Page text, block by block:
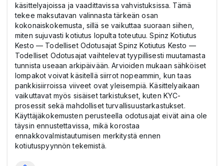
käsittelyajoissa ja vaadittavissa vahvistuksissa. Tämä
tekee maksutavan valinnasta tärkeän osan
kokonaiskokemusta, sillä se vaikuttaa suoraan siihen,
miten sujuvasti kotiutus lopulta toteutuu. Spinz Kotiutus
Kesto — Todelliset Odotusajat Spinz Kotiutus Kesto —
Todelliset Odotusajat vaihtelevat tyypillisesti muutamasta
tunnista useaan arkipäivään. Arvioiden mukaan sähköiset
lompakot voivat käsitellä siirrot nopeammin, kun taas
pankkisiirroissa viiveet ovat yleisempiä. Käsittelyaikaan
vaikuttavat myös sisäiset tarkistukset, kuten KYC-
prosessit sekä mahdolliset turvallisuustarkastukset.
Käyttäjäkokemusten perusteella odotusajat eivät aina ole
täysin ennustettavissa, mikä korostaa
ennakkovalmistautumisen merkitystä ennen
kotiutuspyynnön tekemistä.